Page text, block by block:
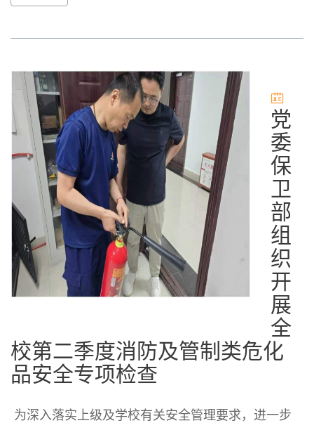
党
委
保
卫
部
组
织
开
展
全
校第二季度消防及管制类危化
品安全专项检查
为深入落实上级及学校有关安全管理要求，进一步